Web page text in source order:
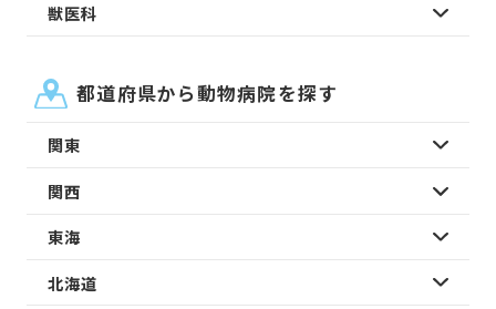
獣医科
都道府県から動物病院を探す
関東
関西
東海
北海道